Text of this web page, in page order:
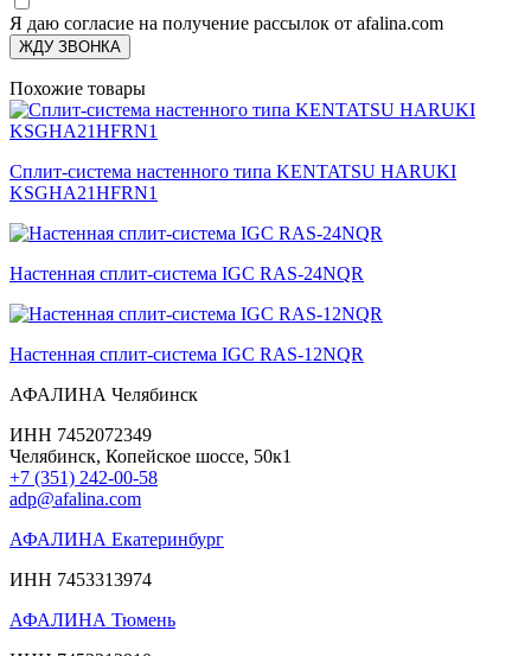
Я даю согласие на получение рассылок от afalina.com
ЖДУ ЗВОНКА
Похожие товары
Сплит-система настенного типа KENTATSU HARUKI
KSGHA21HFRN1
Настенная сплит-система IGC RAS-24NQR
Настенная сплит-система IGC RAS-12NQR
АФАЛИНА Челябинск
ИНН 7452072349
Челябинск, Копейское шоссе, 50к1
+7 (351) 242-00-58
adp@afalina.com
АФАЛИНА Екатеринбург
ИНН 7453313974
АФАЛИНА Тюмень